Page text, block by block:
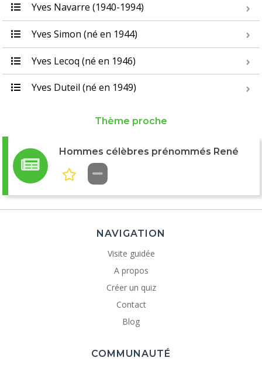
Yves Navarre (1940-1994)
Yves Simon (né en 1944)
Yves Lecoq (né en 1946)
Yves Duteil (né en 1949)
Thème proche
Hommes célèbres prénommés René
NAVIGATION
Visite guidée
A propos
Créer un quiz
Contact
Blog
COMMUNAUTÉ